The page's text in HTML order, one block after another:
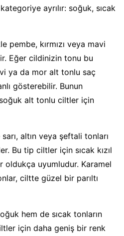
ayrılır: soğuk, sıcak
pembe, kırmızı veya mavi
Eğer cildinizin tonu bu
ya da mor alt tonlu saç
gösterebilir. Bunun
alt tonlu ciltler için
altın veya şeftali tonları
Bu tip ciltler için sıcak kızıl
oldukça uyumludur. Karamel
ciltte güzel bir parıltı
hem de sıcak tonların
için daha geniş bir renk